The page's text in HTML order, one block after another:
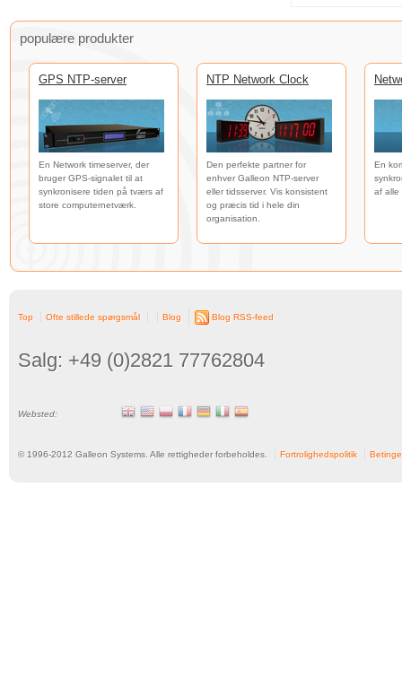
populære produkter
GPS NTP-server
En Network timeserver, der
bruger GPS-signalet til at
synkronisere tiden på tværs af
store computernetværk.
NTP Network Clock
Den perfekte partner for
enhver Galleon NTP-server
eller tidsserver. Vis konsistent
og præcis tid i hele din
organisation.
En
af alle
Top Ofte stillede spørgsmål Blog Blog RSS-feed
Salg: +49 (0)2821 77762804
Websted:
© 1996-2012 Galleon Systems. Alle rettigheder forbeholdes. Fortrolighedspolitik